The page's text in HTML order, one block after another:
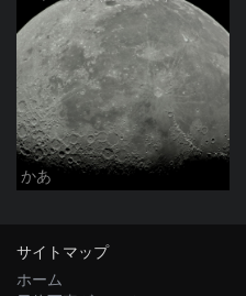
かあ
サイトマップ
ホーム